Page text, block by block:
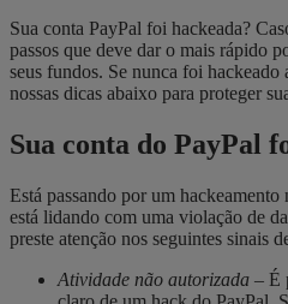
Sua conta PayPal foi hackeada?
passos que deve dar o mais rápido
seus fundos. Se nunca foi
nossas dicas abaixo para proteger
Sua conta do PayPal
Está passando por um hackeamento
está lidando com uma violação de
preste atenção nos seguintes sinais
Atividade não autorizada – É